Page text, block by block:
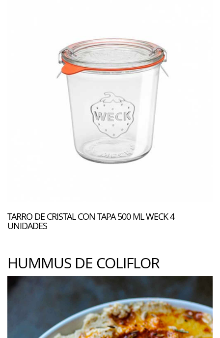
TARRO DE CRISTAL CON TAPA 500 ML WECK 4
UNIDADES
HUMMUS DE COLIFLOR